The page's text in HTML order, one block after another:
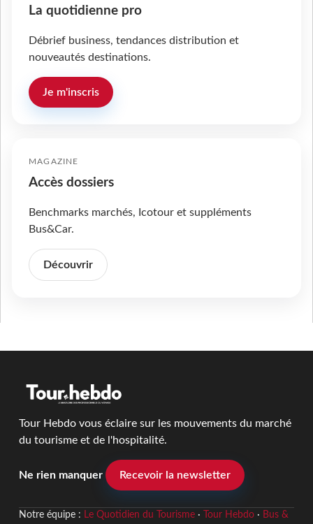
La quotidienne pro
Débrief business, tendances distribution et
nouveautés destinations.
Je m'inscris
MAGAZINE
Accès dossiers
Benchmarks marchés, Icotour et suppléments
Bus&Car.
Découvrir
Tour Hebdo vous éclaire sur les mouvements du marché
du tourisme et de l'hospitalité.
Ne rien manquer Recevoir la newsletter
Notre équipe : Le Quotidien du Tourisme· Tour Hebdo· Bus &